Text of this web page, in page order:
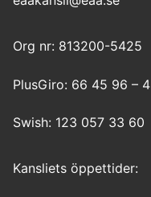
Org nr: 813200-5425
PlusGiro: 66 45 96 – 4
Swish: 123 057 33 60
Kansliets öppettider: